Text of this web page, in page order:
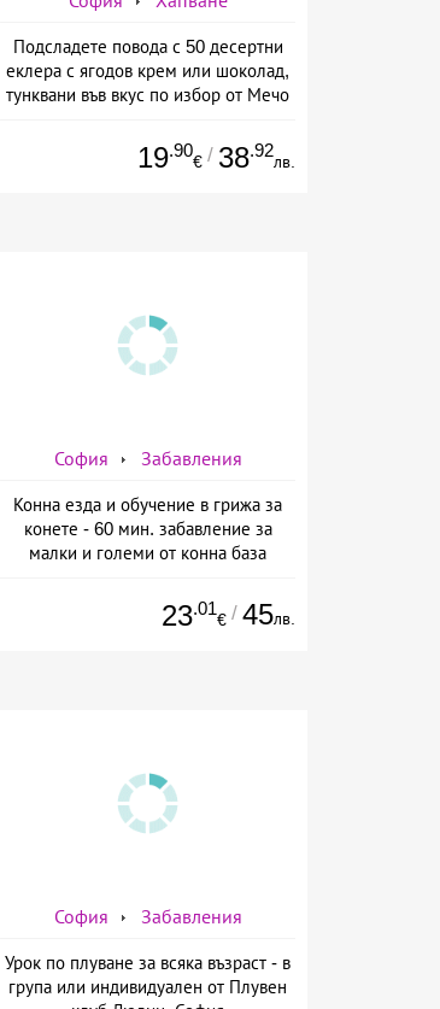
Подсладете повода с 50 десертни
еклера с ягодов крем или шоколад,
тунквани във вкус по избор от Мечо
19.90
€ / 38.92
лв.
София Забавления
Конна езда и обучение в грижа за
конете - 60 мин. забавление за
малки и големи от конна база
23.01
€ / 45лв.
София Забавления
Урок по плуване за всяка възраст - в
група или индивидуален от Плувен